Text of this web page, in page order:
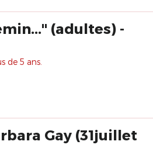
(adultes) -
de 5 ans.
Gay (31juillet